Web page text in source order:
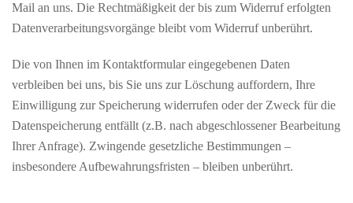
Mail an uns. Die Rechtmäßigkeit der bis zum Widerruf erfolgten
Datenverarbeitungsvorgänge bleibt vom Widerruf unberührt.
Die von Ihnen im Kontaktformular eingegebenen Daten
verbleiben bei uns, bis Sie uns zur Löschung auffordern, Ihre
Einwilligung zur Speicherung widerrufen oder der Zweck für die
Datenspeicherung entfällt (z.B. nach abgeschlossener Bearbeitung
Ihrer Anfrage). Zwingende gesetzliche Bestimmungen –
insbesondere Aufbewahrungsfristen – bleiben unberührt.